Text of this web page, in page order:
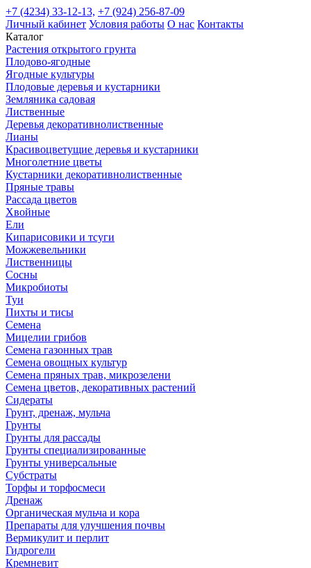
+7 (4234) 33-12-13, +7 (924) 256-87-09
Личный кабинет Условия работы О нас Контакты
Каталог
Растения открытого грунта
Плодово-ягодные
Ягодные культуры
Плодовые деревья и кустарники
Земляника садовая
Лиственные
Деревья декоративнолиственные
Лианы
Красивоцветущие деревья и кустарники
Многолетние цветы
Кустарники декоративнолиственные
Пряные травы
Рассада цветов
Хвойные
Ели
Кипарисовики и тсуги
Можжевельники
Лиственницы
Сосны
Микробиоты
Туи
Пихты и тисы
Семена
Мицелии грибов
Семена газонных трав
Семена овощных культур
Семена пряных трав, микрозелени
Семена цветов, декоративных растений
Сидераты
Грунт, дренаж, мульча
Грунты
Грунты для рассады
Грунты специализированные
Грунты универсальные
Субстраты
Торфы и торфосмеси
Дренаж
Органическая мульча и кора
Препараты для улучшения почвы
Вермикулит и перлит
Гидрогели
Кремневит